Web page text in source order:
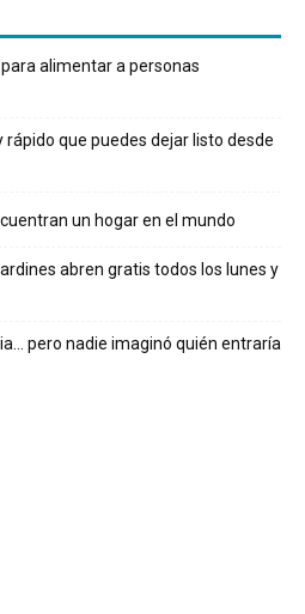
alimentar a personas
rápido que puedes dejar listo desde
un hogar en el mundo
abren gratis todos los lunes y
pero nadie imaginó quién entraría